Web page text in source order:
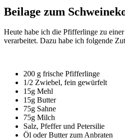
Beilage zum
Heute habe ich die Pfifferlinge zu
verarbeitet. Dazu habe ich folgende
200 g frische Pfifferlinge
1/2 Zwiebel, fein gewürfelt
15g Mehl
15g Butter
75g Sahne
75g Milch
Salz, Pfeffer und Petersilie
Öl oder Butter zum Anbraten